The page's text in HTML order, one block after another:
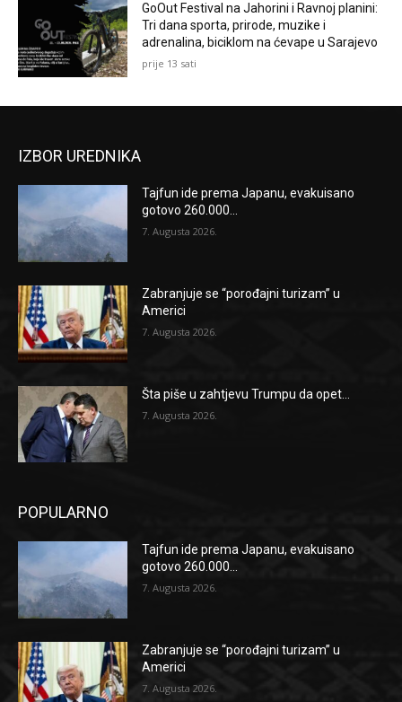
GoOut Festival na Jahorini i Ravnoj planini:
Tri dana sporta, prirode, muzike i
adrenalina, biciklom na ćevape u Sarajevo
prije 13 sati
IZBOR UREDNIKA
Tajfun ide prema Japanu, evakuisano
gotovo 260.000...
7. Augusta 2026.
Zabranjuje se “porođajni turizam” u
Americi
7. Augusta 2026.
Šta piše u zahtjevu Trumpu da opet...
7. Augusta 2026.
POPULARNO
Tajfun ide prema Japanu, evakuisano
gotovo 260.000...
7. Augusta 2026.
Zabranjuje se “porođajni turizam” u
Americi
7. Augusta 2026.